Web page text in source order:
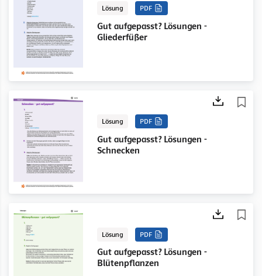
Lösung PDF
Gut aufgepasst? Lösungen -
Gliederfüßer
Lösung PDF
Gut aufgepasst? Lösungen -
Schnecken
Lösung PDF
Gut aufgepasst? Lösungen -
Blütenpflanzen